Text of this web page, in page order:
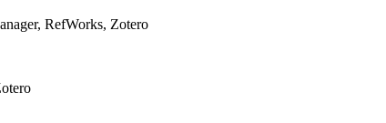
RefWorks, Zotero